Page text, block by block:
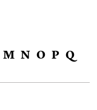
M N O P Q